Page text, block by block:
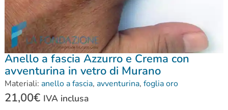
Anello a fascia Azzurro e Crema con
avventurina in vetro di Murano
Materiali: anello a fascia, avventurina, foglia oro
21,00€ IVA inclusa